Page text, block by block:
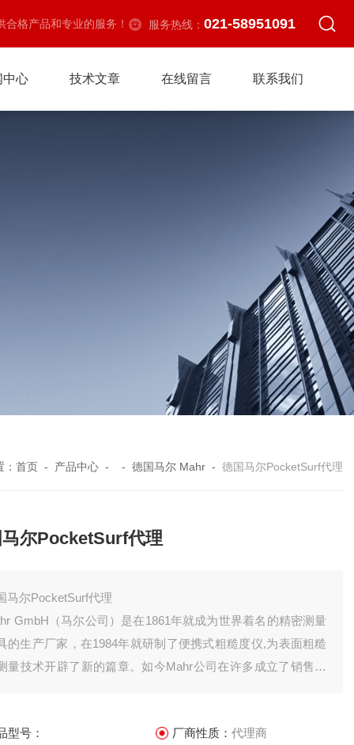
合格产品和专业的服务！ 服务热线： 021-58951091
中心 技术文章 在线留言 联系我们
： 首页 - 产品中心 - - 德国马尔 Mahr - 德国马尔PocketSurf代理
尔PocketSurf代理
马尔PocketSurf代理
GmbH（马尔公司）是在1861年就成为世界着名的精密测量
的生产厂家，在1984年就研制了便携式粗糙度仪,为表面粗糙
量技术开辟了新的篇章。如今Mahr公司在许多成立了销售子
公司之一。
型号： 厂商性质： 代理商